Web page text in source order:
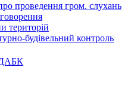
проведення гром. слухань
територій
будівельний контроль